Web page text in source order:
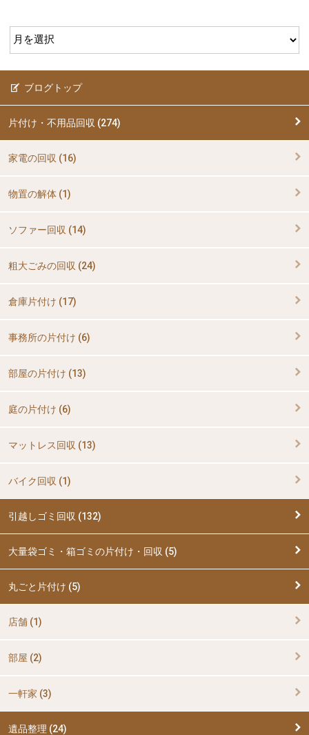
ブログトップ
片付け・不用品回収 (274)
家電の回収 (16)
物置の解体 (1)
ソファー回収 (14)
粗大ごみの回収 (24)
倉庫片付け (17)
事務所の片付け (6)
部屋の片付け (13)
庭の片付け (6)
マットレス回収 (13)
バイク回収 (1)
引越しゴミ回収 (132)
大量袋ゴミ・箱ゴミの片付け・回収 (5)
丸ごと片付け (5)
店舗 (1)
部屋 (2)
一軒家 (3)
遺品整理 (24)